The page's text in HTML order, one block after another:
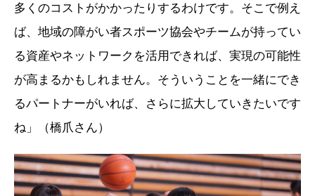
多くのコストがかかったりするわけです。そこで例え
ば、地域の障がい者スポーツ協会やチームが持ってい
る資産やネットワークを活用できれば、実現の可能性
が高まるかもしれません。そういうことを一緒にでき
るパートナーがいれば、さらに拡大していきたいです
ね」（橋爪さん）